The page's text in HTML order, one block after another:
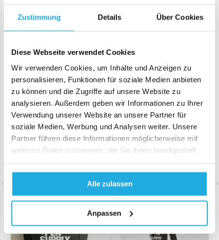
Zustimmung Details Über Cookies
Diese Webseite verwendet Cookies
Wir verwenden Cookies, um Inhalte und Anzeigen zu
personalisieren, Funktionen für soziale Medien anbieten
zu können und die Zugriffe auf unsere Website zu
analysieren. Außerdem geben wir Informationen zu Ihrer
Verwendung unserer Website an unsere Partner für
soziale Medien, Werbung und Analysen weiter. Unsere
Partner führen diese Informationen möglicherweise mit
weiteren Daten zusammen, die Sie ihnen bereitgestellt
gesammelt haben.
Alle zulassen
Anpassen
MP 73
Mit seinen 1,9 kg ist die MP 73
ideal zum Nähen von Taschen
und anderen Materialien. Die
Handnähmaschine verfügt
über eine automatische
Fadenabschneideeinrichtung.
Je nach Materialstärke und
Materialsteifigkeit erreicht die
MP 73 eine
Nähgeschwindigkeit v
Lockiges Kabel 12V
Lockenwickel für die 12V
Handnähmaschine
€ 35,-